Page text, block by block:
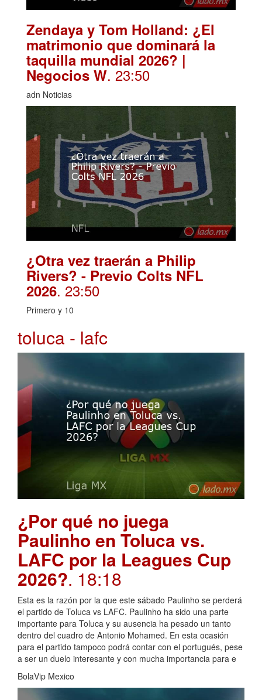
Zendaya y Tom Holland: ¿El
matrimonio que dominará la
taquilla mundial 2026? |
Negocios W. 23:50
adn Noticias
¿Otra vez traerán a Philip
Rivers? - Previo Colts NFL
2026. 23:50
Primero y 10
toluca - lafc
¿Por qué no juega
Paulinho en Toluca vs.
LAFC por la Leagues Cup
2026?. 18:18
Esta es la razón por la que este sábado Paulinho se perderá
el partido de Toluca vs LAFC. Paulinho ha sido una parte
importante para Toluca y su ausencia ha pesado un tanto
dentro del cuadro de Antonio Mohamed. En esta ocasión
para el partido tampoco podrá contar con el portugués, pese
a ser un duelo interesante y con mucha importancia para e
BolaVip Mexico